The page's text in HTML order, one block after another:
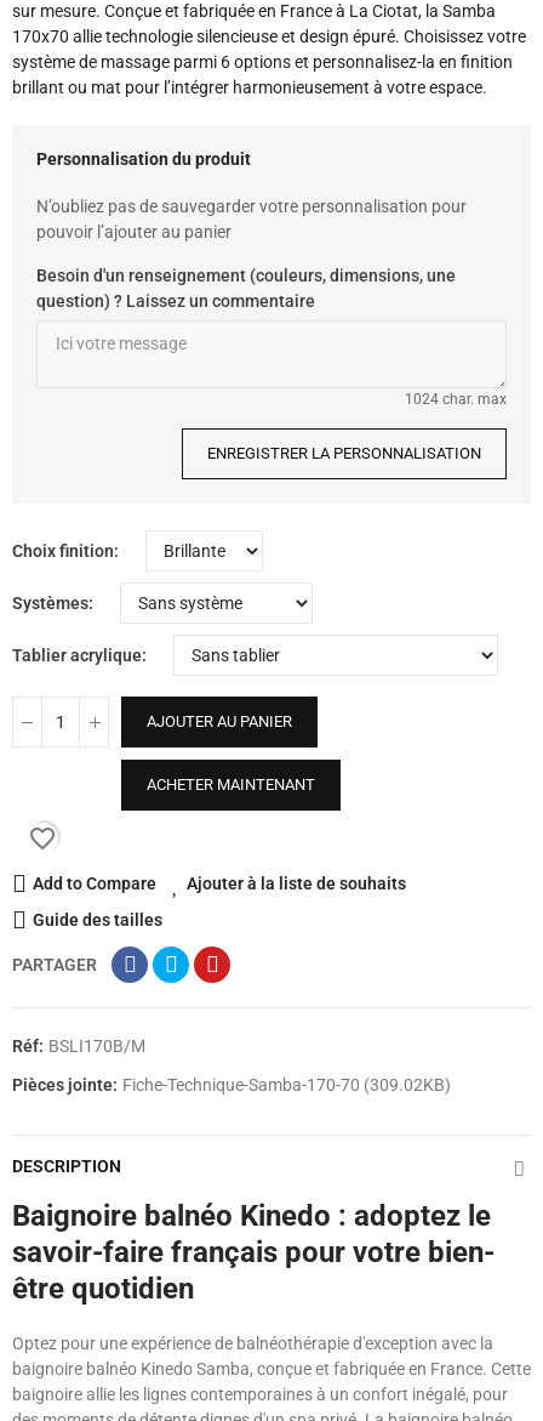
sur mesure. Conçue et fabriquée en France à La Ciotat, la Samba
170x70 allie technologie silencieuse et design épuré. Choisissez votre
système de massage parmi 6 options et personnalisez-la en finition
brillant ou mat pour l’intégrer harmonieusement à votre espace.
Personnalisation du produit
N’oubliez pas de sauvegarder votre personnalisation pour
pouvoir l’ajouter au panier
Besoin d'un renseignement (couleurs, dimensions, une
question) ? Laissez un commentaire
1024 char. max
ENREGISTRER LA PERSONNALISATION
Choix finition
Systèmes
Tablier acrylique
AJOUTER AU PANIER
ACHETER MAINTENANT
favorite_border
Add to Compare
Ajouter à la liste de souhaits
Guide des tailles
PARTAGER
Réf: BSLI170B/M
Pièces jointe: Fiche-Technique-Samba-170-70 (309.02KB)
DESCRIPTION
Baignoire balnéo Kinedo : adoptez le
savoir-faire français pour votre bien-
être quotidien
Optez pour une expérience de balnéothérapie d'exception avec la
baignoire balnéo Kinedo Samba, conçue et fabriquée en France. Cette
baignoire allie les lignes contemporaines à un confort inégalé, pour